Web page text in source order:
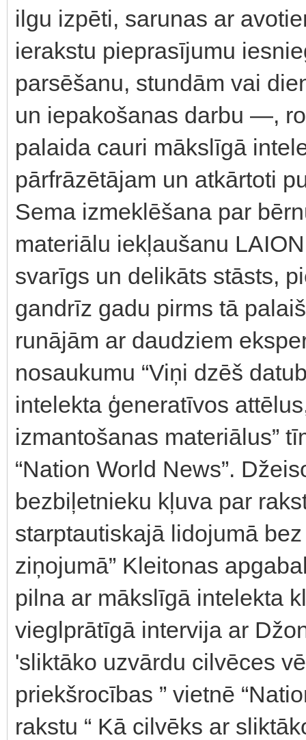
ilgu izpēti, sarunas ar
ierakstu pieprasījumu
parsēšanu, stundām vai
un iepakošanas darbu —,
palaida cauri mākslīgā
pārfrāzētājam un atkārtoti
Sema izmeklēšana par
materiālu iekļaušanu
svarīgs un delikāts stāsts,
gandrīz gadu pirms tā
runājām ar daudziem
nosaukumu “Viņi dzēš
intelekta ģeneratīvos
izmantošanas materiālus”
“Nation World News”.
bezbiļetnieku kļuva par
starptautiskajā lidojumā
ziņojumā” Kleitonas
pilna ar mākslīgā intelekta
vieglprātīgā intervija ar
'sliktāko uzvārdu cilvēces
priekšrocības ” vietnē
rakstu “ Kā cilvēks ar